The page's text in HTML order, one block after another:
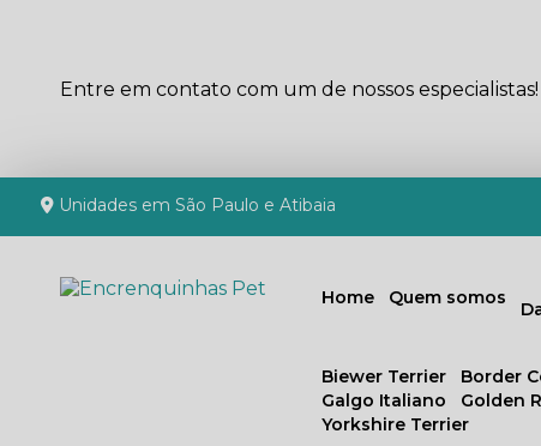
Entre em contato com um de nossos especialistas!
Unidades em São Paulo e Atibaia
Home Quem somos
Biewer Terrier
Border
Galgo Italiano
Golden
Yorkshire Terrier